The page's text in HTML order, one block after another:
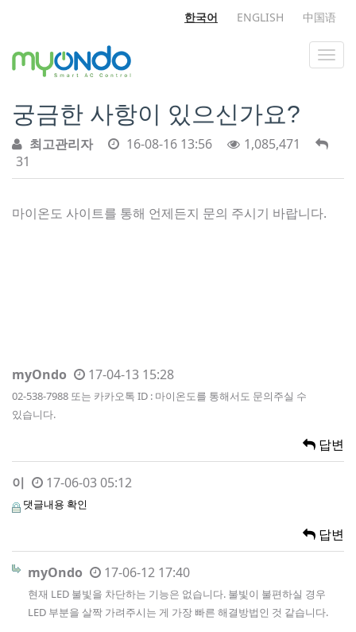
한국어 ENGLISH 中国语
궁금한 사항이 있으신가요?
최고관리자 16-08-16 13:56
1,085,471
31
마이온도 사이트를 통해 언제든지 문의 주시기 바랍니다.
myOndo 17-04-13 15:28
02-538-7988 또는 카카오톡 ID : 마이온도를 통해서도 문의주실 수
있습니다.
답변
이 17-06-03 05:12
댓글내용 확인
답변
myOndo 17-06-12 17:40
현재 LED 불빛을 차단하는 기능은 없습니다. 불빛이 불편하실 경우
LED 부분을 살짝 가려주시는 게 가장 빠른 해결방법인 것 같습니다.